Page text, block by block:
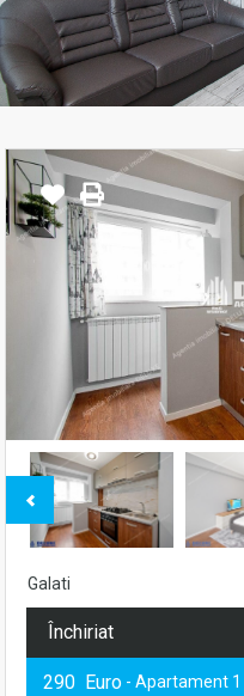
Galati
Închiriat
290 Euro - Apartament 1